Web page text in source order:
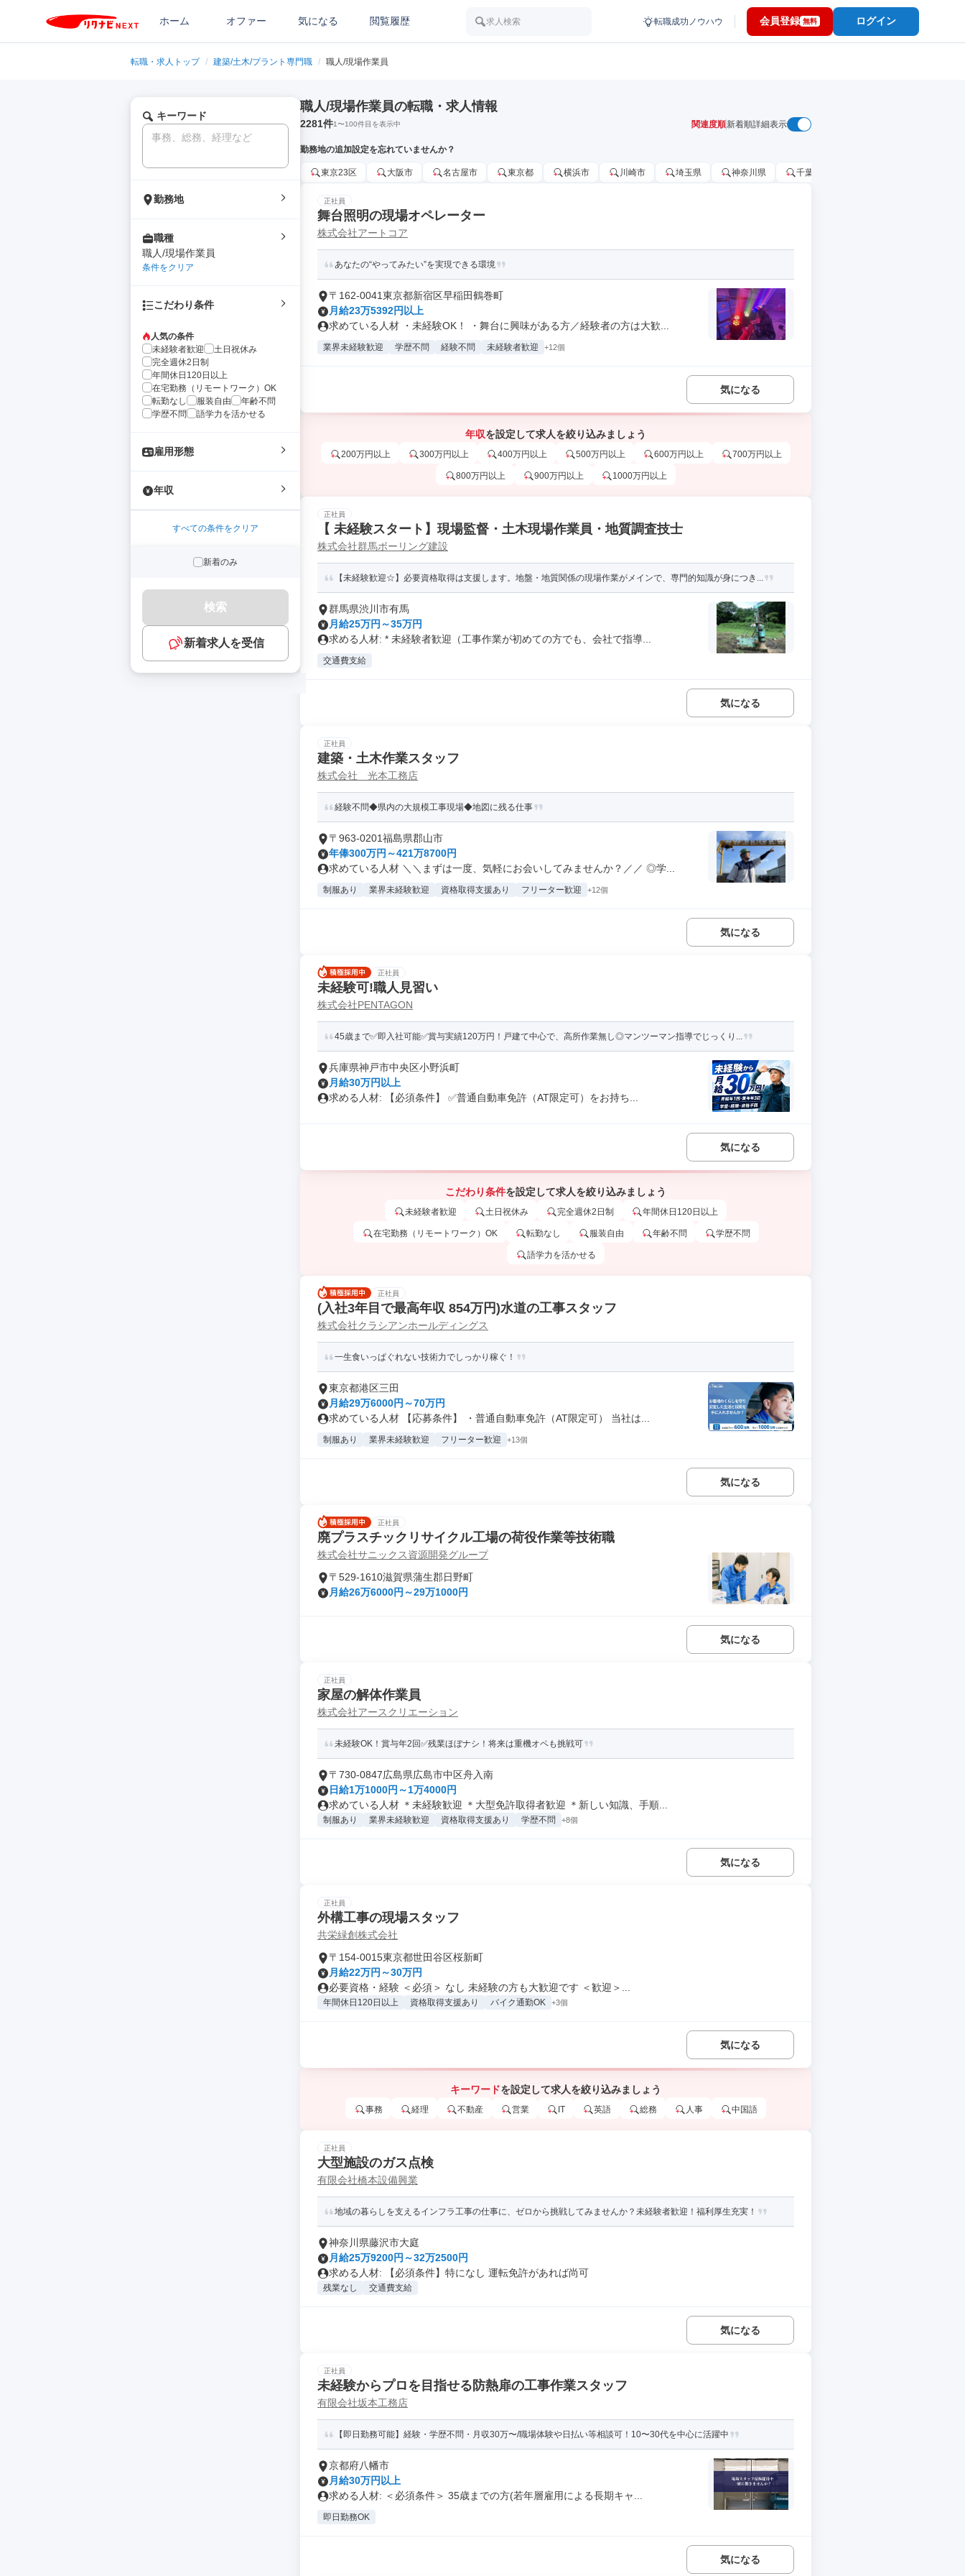
ホーム オファー 気になる 閲覧履歴 求人検索 転職成功ノウハウ 会員登録 無料 ログイン
転職・求人トップ / 建築/土木/プラント専門職 / 職人/現場作業員
キーワード
勤務地
職種
職人/現場作業員
条件をクリア
こだわり条件
人気の条件
未経験者歓迎
土日祝休み
完全週休2日制
年間休日120日以上
在宅勤務（リモートワーク）OK
転勤なし
服装自由
年齢不問
学歴不問
語学力を活かせる
雇用形態
年収
すべての条件をクリア
新着のみ
検索
新着求人を受信
職人/現場作業員の転職・求人情報
2281件1〜100件目を表示中 関連度順新着順詳細表示
勤務地の追加設定を忘れていませんか？
東京23区 大阪市 名古屋市 東京都 横浜市 川崎市 埼玉県 神奈川県 千葉市
正社員
舞台照明の現場オペレーター
株式会社アートコア
あなたの“やってみたい”を実現できる環境
〒162-0041東京都新宿区早稲田鶴巻町
月給23万5392円以上
求めている人材 ・未経験OK！ ・舞台に興味がある方／経験者の方は大歓...
業界未経験歓迎 学歴不問 経験不問 未経験者歓迎 +12個
気になる
年収を設定して求人を絞り込みましょう
200万円以上 300万円以上 400万円以上 500万円以上 600万円以上 700万円以上
800万円以上 900万円以上 1000万円以上
正社員
【 未経験スタート】現場監督・土木現場作業員・地質調査技士
株式会社群馬ボーリング建設
【未経験歓迎☆】必要資格取得は支援します。地盤・地質関係の現場作業がメインで、専門的知識が身につき...
群馬県渋川市有馬
月給25万円～35万円
求める人材: * 未経験者歓迎（工事作業が初めての方でも、会社で指導...
交通費支給
気になる
正社員
建築・土木作業スタッフ
株式会社 光本工務店
経験不問◆県内の大規模工事現場◆地図に残る仕事
〒963-0201福島県郡山市
年俸300万円～421万8700円
求めている人材 ＼＼まずは一度、気軽にお会いしてみませんか？／／ ◎学...
制服あり 業界未経験歓迎 資格取得支援あり フリーター歓迎 +12個
気になる
正社員
未経験可!職人見習い
株式会社PENTAGON
45歳まで✅即入社可能✅賞与実績120万円！戸建て中心で、高所作業無し◎マンツーマン指導でじっくり...
兵庫県神戸市中央区小野浜町
月給30万円以上
求める人材: 【必須条件】 ✅️普通自動車免許（AT限定可）をお持ち...
気になる
こだわり条件を設定して求人を絞り込みましょう
未経験者歓迎 土日祝休み 完全週休2日制 年間休日120日以上
在宅勤務（リモートワーク）OK 転勤なし 服装自由 年齢不問 学歴不問
語学力を活かせる
正社員
(入社3年目で最高年収 854万円)水道の工事スタッフ
株式会社クラシアンホールディングス
一生食いっぱぐれない技術力でしっかり稼ぐ！
東京都港区三田
月給29万6000円～70万円
求めている人材 【応募条件】 ・普通自動車免許（AT限定可） 当社は...
制服あり 業界未経験歓迎 フリーター歓迎 +13個
気になる
正社員
廃プラスチックリサイクル工場の荷役作業等技術職
株式会社サニックス資源開発グループ
〒529-1610滋賀県蒲生郡日野町
月給26万6000円～29万1000円
気になる
正社員
家屋の解体作業員
株式会社アースクリエーション
未経験OK！賞与年2回✅残業ほぼナシ！将来は重機オペも挑戦可
〒730-0847広島県広島市中区舟入南
日給1万1000円～1万4000円
求めている人材 ＊未経験歓迎 ＊大型免許取得者歓迎 ＊新しい知識、手順...
制服あり 業界未経験歓迎 資格取得支援あり 学歴不問 +8個
気になる
正社員
外構工事の現場スタッフ
共栄緑創株式会社
〒154-0015東京都世田谷区桜新町
月給22万円～30万円
必要資格・経験 ＜必須＞ なし 未経験の方も大歓迎です ＜歓迎＞...
年間休日120日以上 資格取得支援あり バイク通勤OK +3個
気になる
キーワードを設定して求人を絞り込みましょう
事務 経理 不動産 営業 IT 英語 総務 人事 中国語
正社員
大型施設のガス点検
有限会社橋本設備興業
地域の暮らしを支えるインフラ工事の仕事に、ゼロから挑戦してみませんか？未経験者歓迎！福利厚生充実！
神奈川県藤沢市大庭
月給25万9200円～32万2500円
求める人材: 【必須条件】特になし 運転免許があれば尚可
残業なし 交通費支給
気になる
正社員
未経験からプロを目指せる防熱扉の工事作業スタッフ
有限会社坂本工務店
【即日勤務可能】経験・学歴不問・月収30万〜/職場体験や日払い等相談可！10〜30代を中心に活躍中
京都府八幡市
月給30万円以上
求める人材: ＜必須条件＞ 35歳までの方(若年層雇用による長期キャ...
即日勤務OK
気になる